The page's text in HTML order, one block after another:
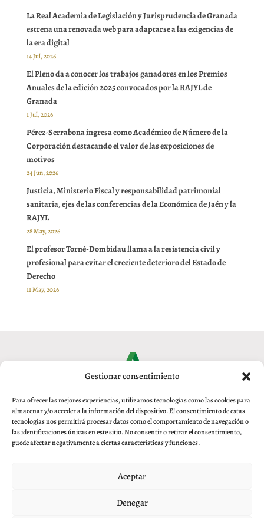
Gestionar consentimiento
Para ofrecer las mejores experiencias, utilizamos tecnologías como las cookies para
almacenar y/o acceder a la información del dispositivo. El consentimiento de estas
tecnologías nos permitirá procesar datos como el comportamiento de navegación o
las identificaciones únicas en este sitio. No consentir o retirar el consentimiento,
puede afectar negativamente a ciertas características y funciones.
Aceptar
Denegar
La Real Academia de Legislación y Jurisprudencia de Granada
estrena una renovada web para adaptarse a las exigencias de
la era digital
14 Jul, 2026
El Pleno da a conocer los trabajos ganadores en los Premios
Anuales de la edición 2025 convocados por la RAJYL de
Granada
1 Jul, 2026
Pérez-Serrabona ingresa como Académico de Número de la
Corporación destacando el valor de las exposiciones de
motivos
24 Jun, 2026
Justicia, Ministerio Fiscal y responsabilidad patrimonial
sanitaria, ejes de las conferencias de la Económica de Jaén y la
RAJYL
28 May, 2026
El profesor Torné-Dombidau llama a la resistencia civil y
profesional para evitar el creciente deterioro del Estado de
Derecho
11 May, 2026
© 2017 Real Academia de Jurisprudencia y
Plaza Santa Ana 5-2ª 18010 Granada · Tel. 958 215 457 ·